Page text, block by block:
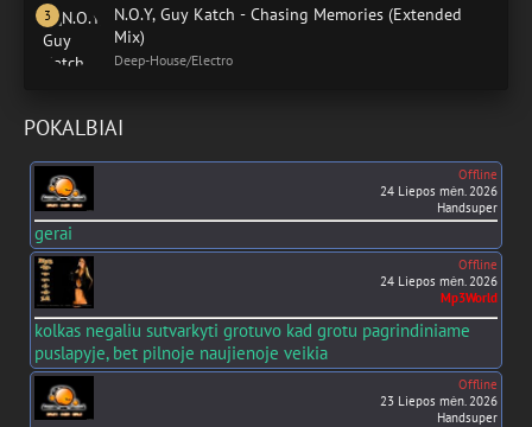
N.O.Y, Guy Katch - Chasing Memories (Extended
Mix)
Deep-House/Electro
POKALBIAI
Offline
24 Liepos mėn. 2026
Handsuper
gerai
Offline
24 Liepos mėn. 2026
Mp3World
kolkas negaliu sutvarkyti grotuvo kad grotu pagrindiniame
puslapyje, bet pilnoje naujienoje veikia
Offline
23 Liepos mėn. 2026
Handsuper